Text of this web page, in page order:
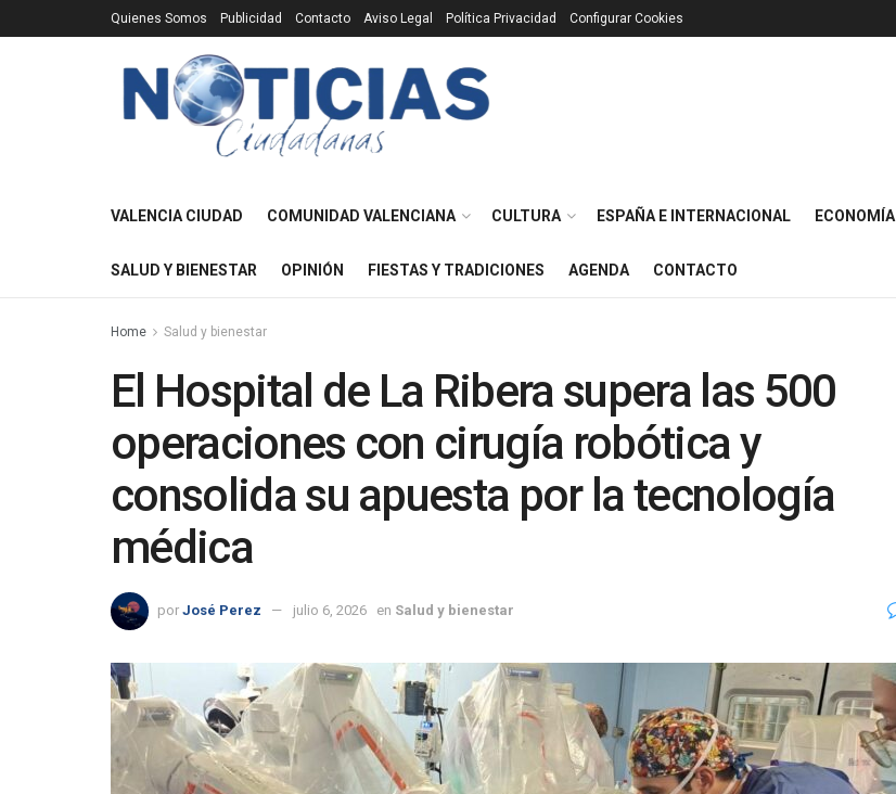
Quienes Somos Publicidad Contacto Aviso Legal Política Privacidad Configurar Cookies
VALENCIA CIUDAD COMUNIDAD VALENCIANA CULTURA ESPAÑA E INTERNACIONAL ECONOMÍA
SALUD Y BIENESTAR OPINIÓN FIESTAS Y TRADICIONES AGENDA CONTACTO
Home Salud y bienestar
El Hospital de La Ribera supera las 500
operaciones con cirugía robótica y
consolida su apuesta por la tecnología
médica
por José Perez julio 6, 2026 en Salud y bienestar